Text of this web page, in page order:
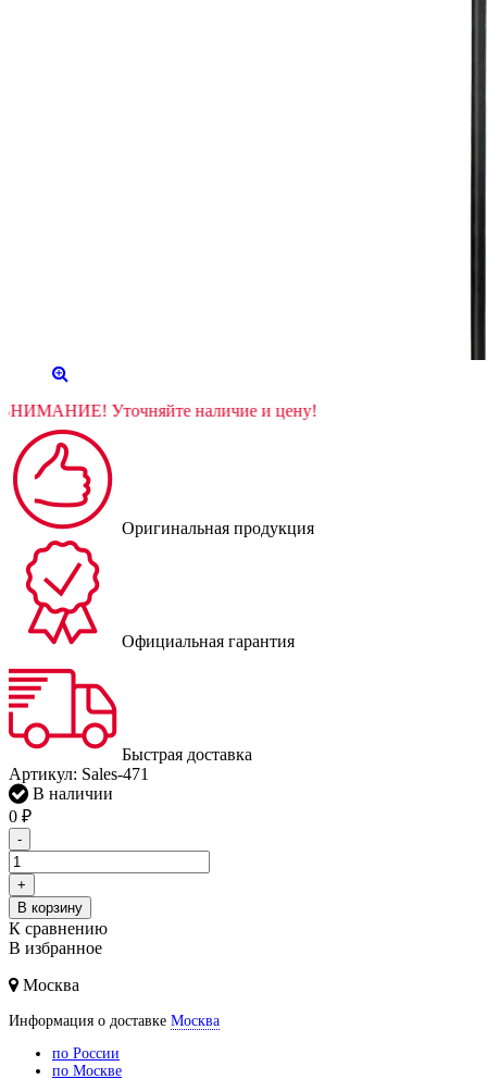
ВНИМАНИЕ! Уточняйте наличие и цену!
Оригинальная продукция
Официальная гарантия
Быстрая доставка
Артикул: Sales-471
В наличии
0 ₽
-
+
В корзину
К сравнению
В избранное
Москва
Информация о доставке Москва
по России
по Москве